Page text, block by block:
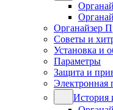
Органайзер
Советы и
Установка и
Параметры
Защита и
Электронная
История